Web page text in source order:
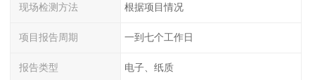
现场检测方法 根据项目情况
项目报告周期 一到七个工作日
报告类型 电子、纸质